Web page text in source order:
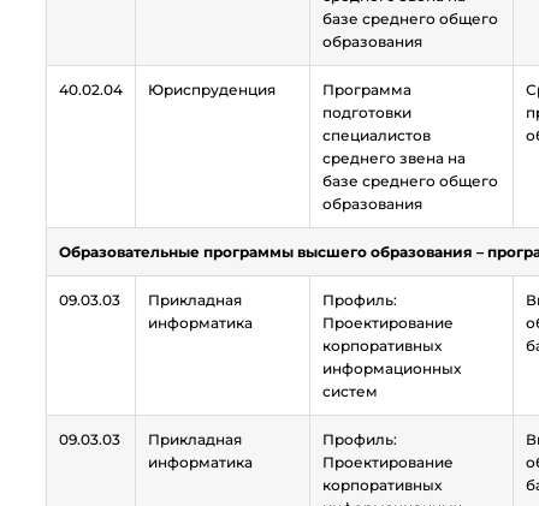
базе среднего общего
образования
40.02.04 Юриспруденция
Программа
подготовки
специалистов
среднего звена на
базе среднего общего
образования
Образовательные программы высшего образования –
09.03.03
Прикладная
информатика
Профиль:
Проектирование
корпоративных
информационных
систем
09.03.03
Прикладная
информатика
Профиль:
Проектирование
корпоративных